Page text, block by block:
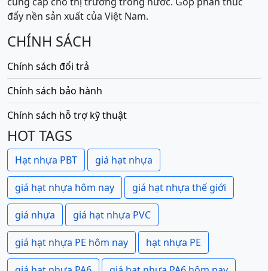
đẩy nền sản xuất của Việt Nam.
CHÍNH SÁCH
Chính sách đổi trả
Chính sách bảo hành
Chính sách hỗ trợ kỹ thuật
HOT TAGS
Hạt nhựa PBT giá hạt nhựa
giá hạt nhựa hôm nay giá hạt nhựa thế giới
giá nhựa giá hạt nhựa PVC
giá hạt nhựa PE hôm nay hạt nhựa PE